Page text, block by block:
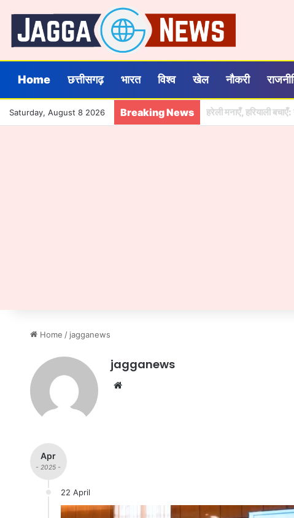
Home छत्तीसगढ़ भारत विश्व खेल नौकरी
Saturday, August 8 2026 Breaking News 550 रुपये में 3 महीने,
Home / jagganews
jagganews
Apr
- 2025 -
22 April